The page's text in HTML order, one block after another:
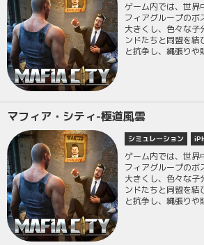
ゲーム内では、世界
フィアグループのボ
大きくし、色々な子
ンドたちと同盟を
と抗争し、縄張りや
マフィア・シティ-極道風雲
シミュレーション
ゲーム内では、世界
フィアグループのボ
大きくし、色々な子
ンドたちと同盟を
と抗争し、縄張りや